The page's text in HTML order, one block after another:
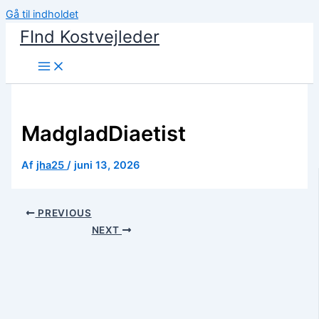
Gå til indholdet
FInd Kostvejleder
MadgladDiaetist
Af jha25/ juni 13, 2026
PREVIOUS
NEXT